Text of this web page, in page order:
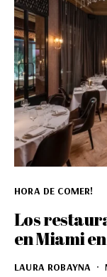
HORA DE COMER!
Los
en Miami
LAURA ROBAYNA